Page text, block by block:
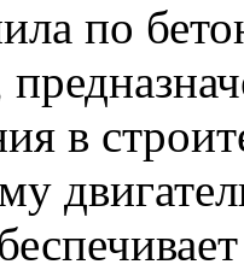
по
в